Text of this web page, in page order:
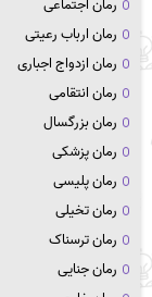
رمان ارباب رعیتی
رمان ازدواج اجباری
رمان انتقامی
رمان بزرگسال
رمان پزشکی
رمان پلیسی
رمان تخیلی
رمان ترسناک
رمان جنایی